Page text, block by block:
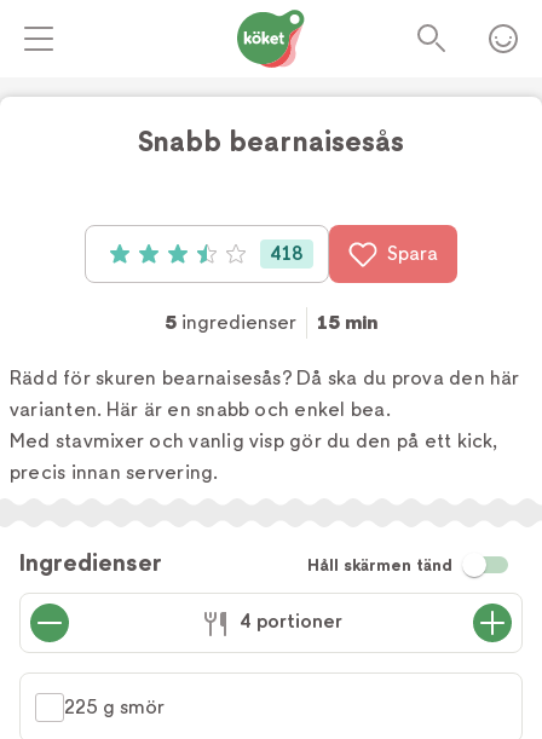
Snabb bearnaisesås
Betyg: 3.5 av 5 (418 röster)
418 Spara
5 ingredienser 15 min
Rädd för skuren bearnaisesås? Då ska du prova den här
varianten. Här är en snabb och enkel bea.
Med stavmixer och vanlig visp gör du den på ett kick,
precis innan servering.
Ingredienser Håll skärmen tänd
4 portioner
225 g smör